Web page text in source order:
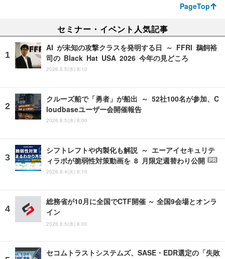
PageTop
セミナー・イベント人気記事
AI が未知の攻撃クラスを発明する日 ～ FFRI 鵜飼裕
司の Black Hat USA 2026 今年の見どころ
2026.8.5(水) 8:10
クルーズ船で「勇者」が船出 ～ 52社100名が参加、C
loudbaseユーザー会開催報告
2026.8.5(水) 8:00
シフトレフトや内製化も解説 ～ エーアイセキュリテ
ィラボが脆弱性対策動画を 8 月限定週替わり公開
PR
2026.8.4(火) 8:10
総務省が10月に全国でCTF開催 ～ 全国9会場とオンラ
イン
2026.8.5(水) 8:00
セコムトラストシステムズ、SASE・EDR選定の「失敗